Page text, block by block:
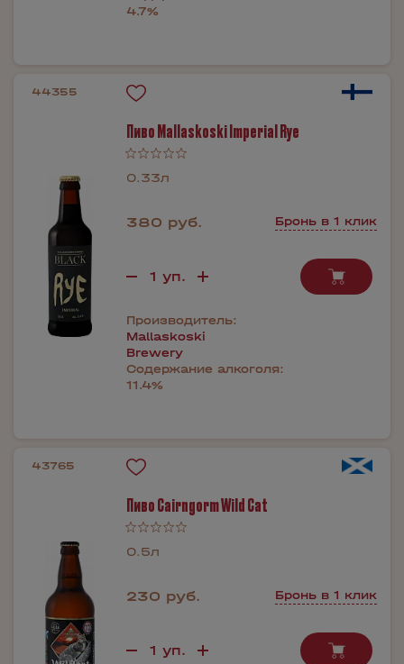
4.7%
44355
Пиво Mallaskoski Imperial Rye
0.33л
380 руб. Бронь в 1 клик
Производитель:
Mallaskoski
Brewery
Содержание алкоголя:
11.4%
43765
Пиво Cairngorm Wild Cat
0.5л
230 руб. Бронь в 1 клик